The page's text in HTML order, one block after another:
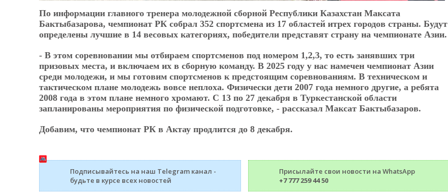
По информации главного тренера молодежной сборной Республики Казахстан Максата
Бактыбазарова, чемпионат РК собрал 352 спортсмена из 17 областей итрех городов страны. Будут
определены лучшие в 14 весовых категориях, победители представят страну на чемпионате Азии.
- В этом соревновании мы отбираем спортсменов под номером 1,2,3, то есть занявших три
призовых места, и включаем их в сборную команду. В 2025 году у нас намечен чемпионат Азии
среди молодежи, и мы готовим спортсменов к предстоящим соревнованиям. В техническом и
тактическом плане молодежь вовсе неплоха. Физически дети 2007 года немного другие, а ребята
2008 года в этом плане немного хромают. С 13 по 27 декабря в Туркестанской области
запланированы мероприятия по физической подготовке, - рассказал Максат Бактыбазаров.
Добавим, что чемпионат РК в Актау продлится до 8 декабря.
Подписывайтесь на наш Telegram канал -
будьте в курсе всех новостей
Присылайте свои новости на WhatsApp
+7 777 259 44 50